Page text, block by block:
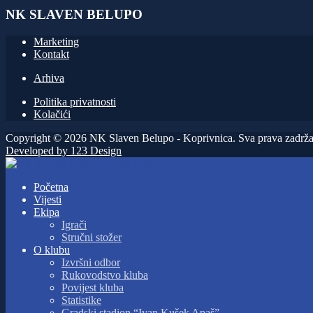
NK SLAVEN BELUPO
Marketing
Kontakt
Arhiva
Politika privatnosti
Kolačići
Copyright © 2026 NK Slaven Belupo - Koprivnica. Sva prava
Developed by 123 Design
Početna
Vijesti
Ekipa
Igrači
Stručni stožer
O klubu
Izvršni odbor
Rukovodstvo kluba
Povijest kluba
Statistike